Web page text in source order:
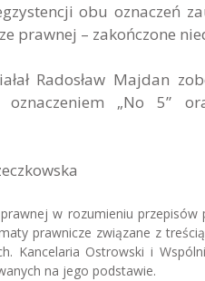
obu oznaczeń
prawnej – zakończone
Radosław Majdan
oznaczeniem „No 5”
w rozumieniu
prawnicze związane z
Kancelaria Ostrowski i
na jego podstawie.